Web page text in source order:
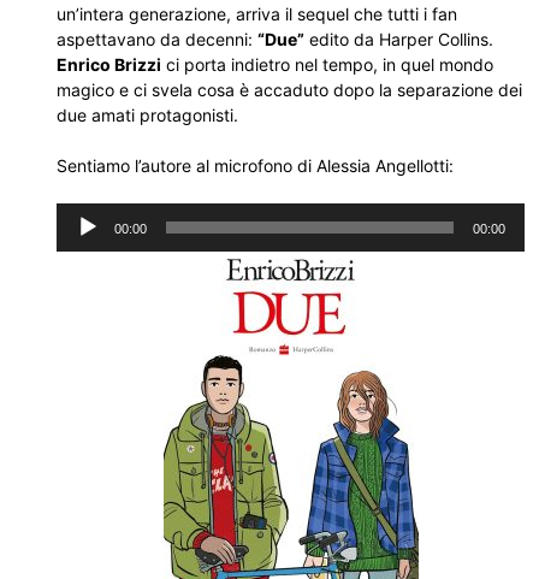
un’intera generazione, arriva il sequel che tutti i fan
aspettavano da decenni: “Due” edito da Harper Collins.
Enrico Brizzi ci porta indietro nel tempo, in quel mondo
magico e ci svela cosa è accaduto dopo la separazione dei
due amati protagonisti.
Sentiamo l’autore al microfono di Alessia Angellotti:
Audio
Player
00:00 00:00